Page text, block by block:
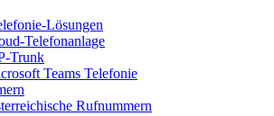
Lösungen
Telefonanlage
Trunk
Teams Telefonie
Rufnummern